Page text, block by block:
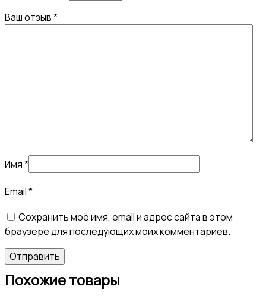
Ваш отзыв*
Имя*
Email*
Сохранить моё имя, email и адрес сайта в этом
браузере для последующих моих комментариев.
Похожие товары